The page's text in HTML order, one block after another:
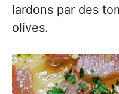
lardons par des
olives.